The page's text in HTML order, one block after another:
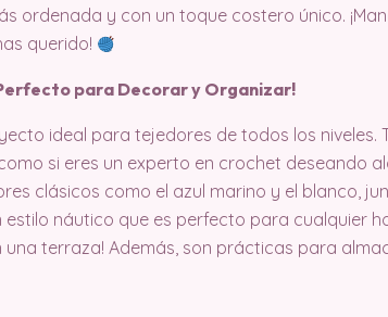
ordenada y con un toque costero único.
querido!
para Decorar y Organizar!
ideal para tejedores de todos los niveles.
si eres un experto en crochet deseando
clásicos como el azul marino y el blanco,
náutico que es perfecto para cualquier
una terraza! Además, son prácticas para